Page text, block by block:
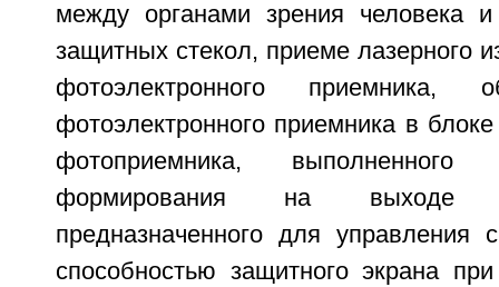
между органами зрения человека
защитных стекол, приеме лазерного
фотоэлектронного приемника,
фотоэлектронного приемника в
фотоприемника,
формирования на выходе
предназначенного для управления
способностью защитного экрана